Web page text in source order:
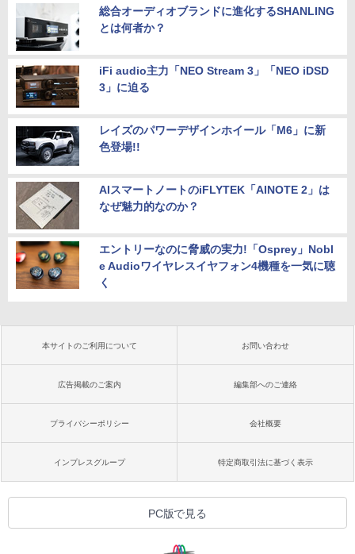
総合オーディオブランドに進化するSHANLING
とは何者か？
iFi audio主力「NEO Stream 3」「NEO iDSD
3」に迫る
レイズのパワーデザインホイール「M6」に新
色登場!!
AIスマートノートのiFLYTEK「AINOTE 2」は
なぜ魅力的なのか？
エントリーなのに脅威の実力!「Osprey」Nobl
e Audioワイヤレスイヤフォン4機種を一気に聴
く
本サイトのご利用について お問い合わせ
広告掲載のご案内 編集部へのご連絡
プライバシーポリシー 会社概要
インプレスグループ 特定商取引法に基づく表示
PC版で見る